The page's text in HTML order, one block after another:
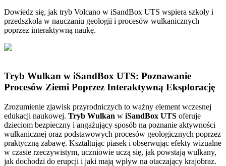
Dowiedz się, jak tryb Volcano w iSandBox UTS wspiera szkoły i
przedszkola w nauczaniu geologii i procesów wulkanicznych
poprzez interaktywną naukę.
Tryb Wulkan w iSandBox UTS: Poznawanie
Procesów Ziemi Poprzez Interaktywną Eksplorację
Zrozumienie zjawisk przyrodniczych to ważny element wczesnej
edukacji naukowej. Tryb Wulkan w iSandBox UTS oferuje
dzieciom bezpieczny i angażujący sposób na poznanie aktywności
wulkanicznej oraz podstawowych procesów geologicznych poprzez
praktyczną zabawę. Kształtując piasek i obserwując efekty wizualne
w czasie rzeczywistym, uczniowie uczą się, jak powstają wulkany,
jak dochodzi do erupcji i jaki mają wpływ na otaczający krajobraz.